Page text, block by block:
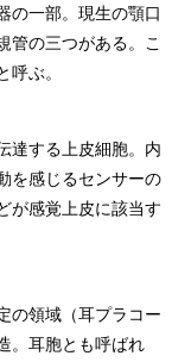
の一部。現生の顎口
管の三つがある。こ
呼ぶ。
達する上皮細胞。内
を感じるセンサーの
が感覚上皮に該当す
の領域（耳プラコー
。耳胞とも呼ばれ